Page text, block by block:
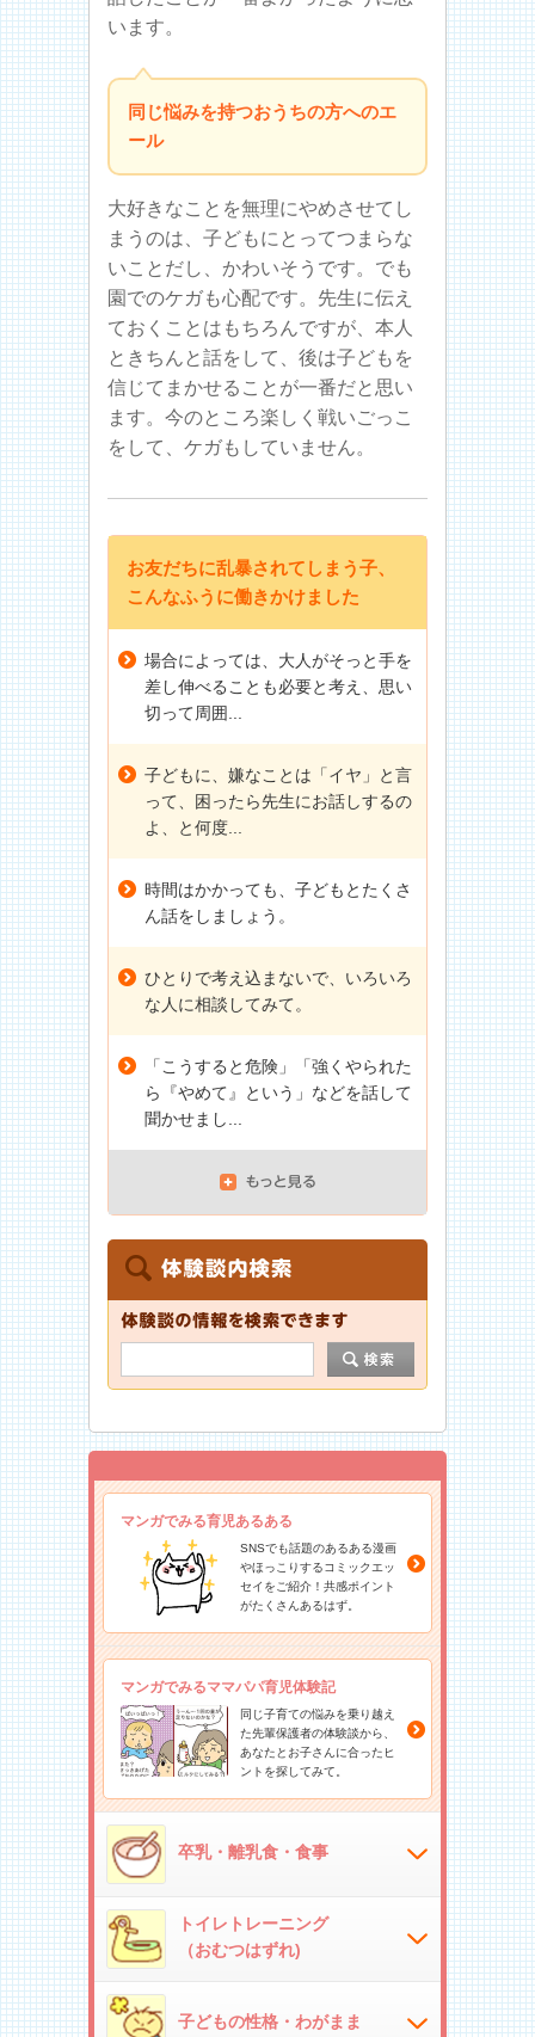
います。
同じ悩みを持つおうちの方へのエ
ール
大好きなことを無理にやめさせてし
まうのは、子どもにとってつまらな
いことだし、かわいそうです。でも
園でのケガも心配です。先生に伝え
ておくことはもちろんですが、本人
ときちんと話をして、後は子どもを
信じてまかせることが一番だと思い
ます。今のところ楽しく戦いごっこ
をして、ケガもしていません。
お友だちに乱暴されてしまう子、
こんなふうに働きかけました
場合によっては、大人がそっと手を
差し伸べることも必要と考え、思い
切って周囲...
子どもに、嫌なことは「イヤ」と言
って、困ったら先生にお話しするの
よ、と何度...
時間はかかっても、子どもとたくさ
ん話をしましょう。
ひとりで考え込まないで、いろいろ
な人に相談してみて。
「こうすると危険」「強くやられた
ら『やめて』という」などを話して
聞かせまし...
マンガでみる育児あるある
SNSでも話題のあるある漫画
やほっこりするコミックエッ
セイをご紹介！共感ポイント
がたくさんあるはず。
マンガでみるママパパ育児体験記
同じ子育ての悩みを乗り越え
た先輩保護者の体験談から、
あなたとお子さんに合ったヒ
ントを探してみて。
卒乳・離乳食・食事
トイレトレーニング
（おむつはずれ)
子どもの性格・わがまま